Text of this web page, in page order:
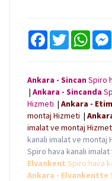
F
o
o
k
T
w
e
r
W
A
p
p
Ankara - SincanSpiro
| Ankara - Sincanda
Hizmeti | Ankara -
montaj Hizmeti |
imalat ve montaj
kanalı imalat ve montaj
Spiro hava kanalı
Elvankent Spiro hava
Ankara - Elvankentte